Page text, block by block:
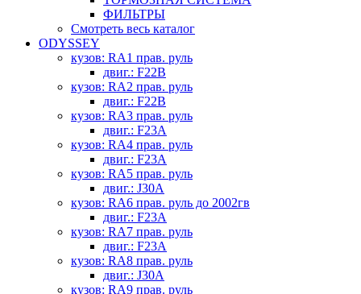
ФИЛЬТРЫ
Смотреть весь каталог
ODYSSEY
кузов: RA1 прав. руль
двиг.: F22B
кузов: RA2 прав. руль
двиг.: F22B
кузов: RA3 прав. руль
двиг.: F23A
кузов: RA4 прав. руль
двиг.: F23A
кузов: RA5 прав. руль
двиг.: J30A
кузов: RA6 прав. руль до 2002гв
двиг.: F23A
кузов: RA7 прав. руль
двиг.: F23A
кузов: RA8 прав. руль
двиг.: J30A
кузов: RA9 прав. руль